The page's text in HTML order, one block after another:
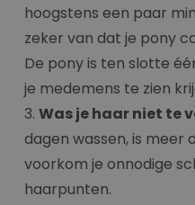
hoogstens een paar
zeker van dat je pony
De pony is ten slotte
je medemens te zien
3. Was je haar niet te
dagen wassen, is meer
voorkom je onnodige
haarpunten.